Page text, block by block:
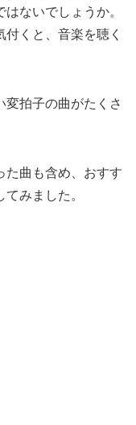
ないでしょうか。
くと、音楽を聴く
拍子の曲がたくさ
た曲も含め、おすす
みました。